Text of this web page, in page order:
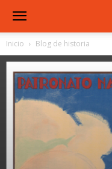
Inicio Blog de historia